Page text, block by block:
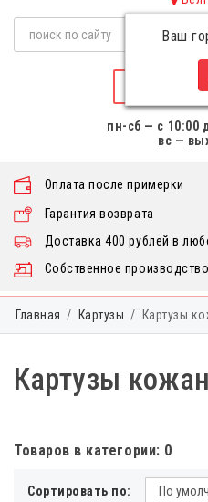
Ваш
пн-сб — с 10:00
вс —
Собственное производство
Оплата после примерки
Гарантия возврата
Доставка 400 рублей в
Главная Картузы Картузы
Картузы
Товаров в категории: 0
Сортировать по: